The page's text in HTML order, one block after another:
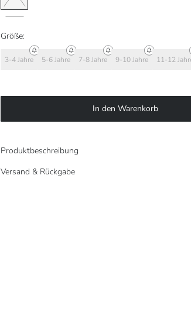
Größe:
3-4 Jahre 5-6 Jahre 7-8 Jahre 9-10 Jahre 11-12
In den Warenkorb
Produktbeschreibung
Versand & Rückgabe